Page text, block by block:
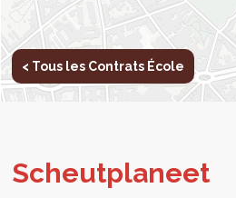
< Tous les Contrats École
Scheut­pla­neet